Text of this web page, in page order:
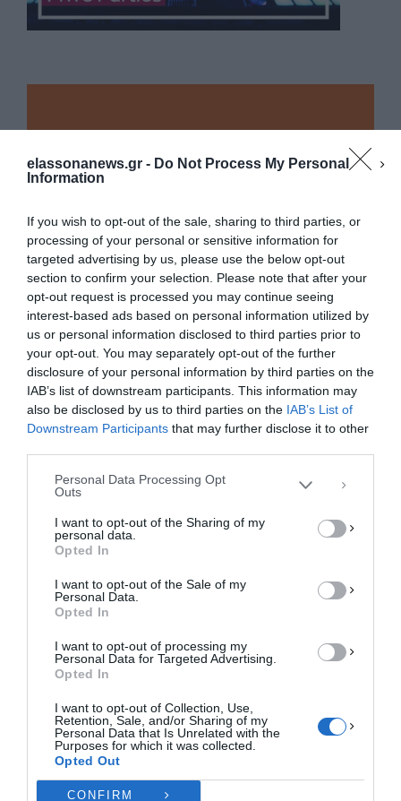
elassonanews.gr - Do Not Process My Personal
Information
If you wish to opt-out of the sale, sharing to third parties, or
processing of your personal or sensitive information for
targeted advertising by us, please use the below opt-out
section to confirm your selection. Please note that after your
opt-out request is processed you may continue seeing
interest-based ads based on personal information utilized by
us or personal information disclosed to third parties prior to
your opt-out. You may separately opt-out of the further
disclosure of your personal information by third parties on the
IAB’s list of downstream participants. This information may
also be disclosed by us to third parties on the IAB’s List of
Downstream Participants that may further disclose it to other
Personal Data Processing Opt
Outs
I want to opt-out of the Sharing of my
personal data.
Opted In
I want to opt-out of the Sale of my
Personal Data.
Opted In
I want to opt-out of processing my
Personal Data for Targeted Advertising.
Opted In
I want to opt-out of Collection, Use,
Retention, Sale, and/or Sharing of my
Personal Data that Is Unrelated with the
Purposes for which it was collected.
Opted Out
CONFIRM
Διαχείριση Συγκατάθεσης
Για να παρέχουμε την καλύτερη εμπειρία, χρησιμοποιούμε τεχνολογίες όπως
cookies για την αποθήκευση ή/και την πρόσβαση σε πληροφορίες συσκευών.
Η συγκατάθεση για τις εν λόγω τεχνολογίες θα μας επιτρέψει να
επεξεργαστούμε δεδομένα προσωπικού χαρακτήρα, όπως συμπεριφορά
περιήγησης ή μοναδικά αναγνωριστικά σε αυτόν τον ιστότοπο. Η μη
συγκατάθεση ή η ανάκληση της συγκατάθεσης, μπορεί να επηρεάσει
αρνητικά ορισμένες λειτουργίες και δυνατότητες.
ΠΡΟΒΟΛΉ ΠΡΟΤΙΜΉΣΕΩΝ
Πολιτική Cookies